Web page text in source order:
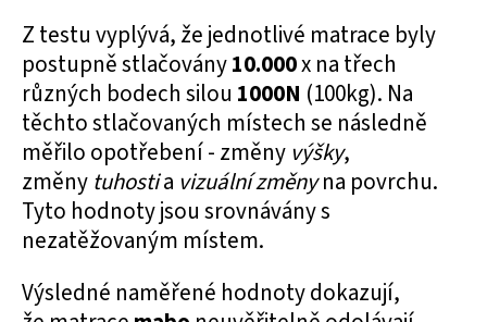
Z testu vyplývá, že jednotlivé matrace byly
postupně stlačovány10.000x na třech
různých bodech silou 1000N (100kg). Na
těchto stlačovaných místech se následně
měřilo opotřebení - změny výšky,
změny tuhostia vizuální změny na povrchu.
Tyto hodnoty jsou srovnávány s
nezatěžovaným místem.
Výsledné naměřené hodnoty dokazují,